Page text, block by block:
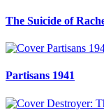
The Suicide of
Partisans 1941